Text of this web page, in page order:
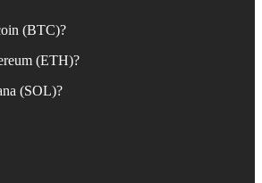
(BTC)?
(ETH)?
(SOL)?